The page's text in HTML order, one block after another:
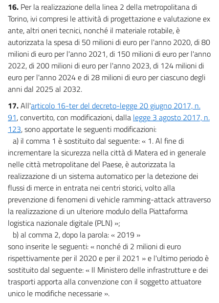
16. Per la realizzazione della linea 2 della metropolitana di
Torino, ivi compresi le attività di progettazione e valutazione ex
ante, altri oneri tecnici, nonché il materiale rotabile, è
autorizzata la spesa di 50 milioni di euro per l'anno 2020, di 80
milioni di euro per l'anno 2021, di 150 milioni di euro per l'anno
2022, di 200 milioni di euro per l'anno 2023, di 124 milioni di
euro per l'anno 2024 e di 28 milioni di euro per ciascuno degli
anni dal 2025 al 2032.
17.All'articolo 16-ter del decreto-legge 20 giugno 2017, n.
91, convertito, con modificazioni, dalla legge 3 agosto 2017, n.
123, sono apportate le seguenti modificazioni:
a) il comma 1 è sostituito dal seguente: « 1. Al fine di
incrementare la sicurezza nella città di Matera ed in generale
nelle città metropolitane del Paese, è autorizzata la
realizzazione di un sistema automatico per la detezione dei
flussi di merce in entrata nei centri storici, volto alla
prevenzione di fenomeni di vehicle ramming-attack attraverso
la realizzazione di un ulteriore modulo della Piattaforma
logistica nazionale digitale (PLN) »;
b) al comma 2, dopo la parola: « 2019 »
sono inserite le seguenti: « nonché di 2 milioni di euro
rispettivamente per il 2020 e per il 2021 » e l'ultimo periodo è
sostituito dal seguente: « Il Ministero delle infrastrutture e dei
trasporti apporta alla convenzione con il soggetto attuatore
unico le modifiche necessarie ».